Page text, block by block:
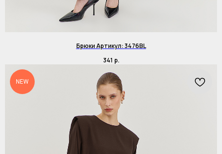
Брюки Артикул: 3476BL
341 р.
NEW